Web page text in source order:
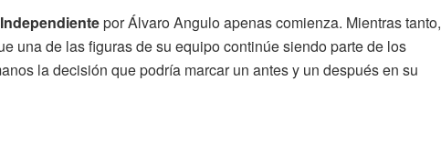
por Álvaro Angulo apenas comienza. Mientras tanto,
una de las figuras de su equipo continúe siendo parte de los
la decisión que podría marcar un antes y un después en su